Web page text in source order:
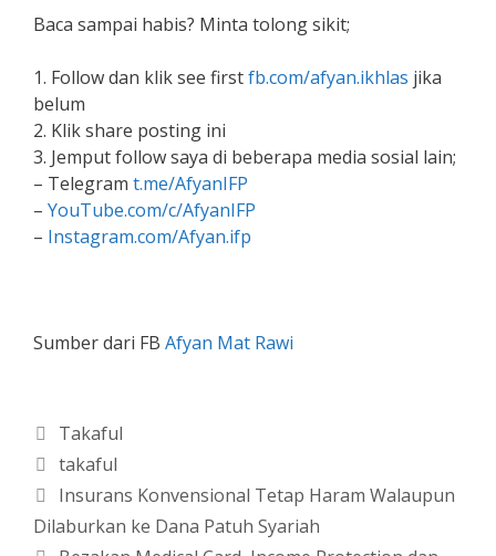
Baca sampai habis? Minta tolong sikit;
1. Follow dan klik see firstfb.com/afyan.ikhlas jika
belum
2. Klik share posting ini
3. Jemput follow saya di beberapa media sosial lain;
– Telegram t.me/AfyanIFP
– YouTube.com/c/AfyanIFP
– Instagram.com/Afyan.ifp
Sumber dari FB Afyan Mat Rawi
Categories
Takaful
Tags
takaful
Insurans Konvensional Tetap Haram Walaupun
Dilaburkan ke Dana Patuh Syariah